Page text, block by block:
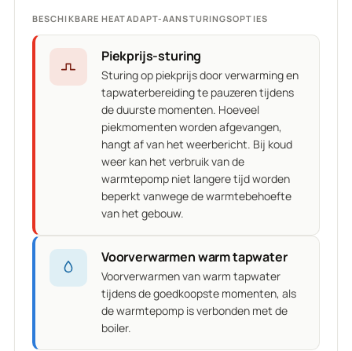
BESCHIKBARE HEATADAPT-AANSTURINGSOPTIES
Piekprijs-sturing
Sturing op piekprijs door verwarming en
tapwaterbereiding te pauzeren tijdens
de duurste momenten. Hoeveel
piekmomenten worden afgevangen,
hangt af van het weerbericht. Bij koud
weer kan het verbruik van de
warmtepomp niet langere tijd worden
beperkt vanwege de warmtebehoefte
van het gebouw.
Voorverwarmen warm tapwater
Voorverwarmen van warm tapwater
tijdens de goedkoopste momenten, als
de warmtepomp is verbonden met de
boiler.